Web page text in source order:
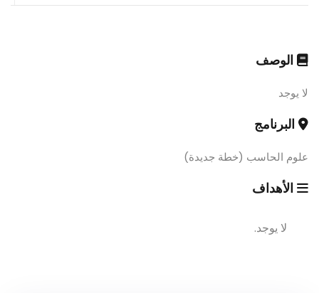
الوصف
لا يوجد
البرنامج
علوم الحاسب (خطة جديدة)
الأهداف
لا يوجد.